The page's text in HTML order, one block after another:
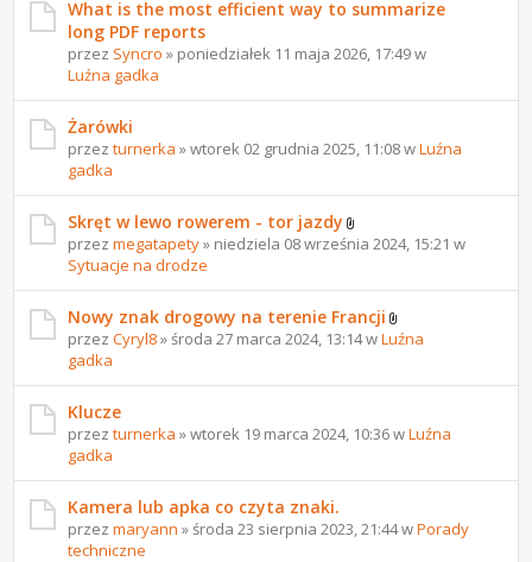
What is the most efficient way to summarize
long PDF reports
przez Syncro » poniedziałek 11 maja 2026, 17:49 w
Luźna gadka
Żarówki
przezturnerka » wtorek 02 grudnia 2025, 11:08 wLuźna
gadka
Skręt w lewo rowerem - tor jazdy
przezmegatapety» niedziela 08 września 2024, 15:21 w
Sytuacje na drodze
Nowy znak drogowy na terenie Francji
przezCyryl8» środa 27 marca 2024, 13:14 wLuźna
gadka
Klucze
przezturnerka » wtorek 19 marca 2024, 10:36 wLuźna
gadka
Kamera lub apka co czyta znaki.
przezmaryann » środa 23 sierpnia 2023, 21:44 wPorady
techniczne